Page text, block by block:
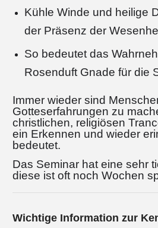
Kühle Winde und heilige
der Präsenz der
So bedeutet das
Rosenduft Gnade für die
Immer wieder sind
Gotteserfahrungen zu
christlichen, religiösen
ein Erkennen und wieder
bedeutet.
Das Seminar hat eine sehr
diese ist oft noch Wochen
Wichtige Information zur